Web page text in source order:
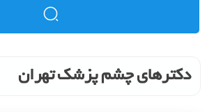
دکترهای چشم پزشک تهران